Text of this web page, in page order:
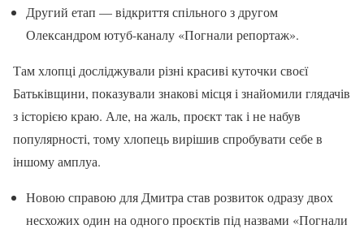
Другий етап — відкриття спільного з другом
Олександром ютуб-каналу «Погнали репортаж».
Там хлопці досліджували різні красиві куточки своєї
Батьківщини, показували знакові місця і знайомили глядачів
з історією краю. Але, на жаль, проєкт так і не набув
популярності, тому хлопець вирішив спробувати себе в
іншому амплуа.
Новою справою для Дмитра став розвиток одразу двох
несхожих один на одного проєктів під назвами «Погнали